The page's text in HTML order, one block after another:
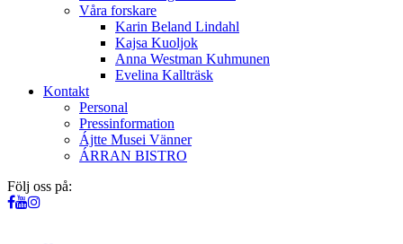
Våra forskare
Karin Beland Lindahl
Kajsa Kuoljok
Anna Westman Kuhmunen
Evelina Kallträsk
Kontakt
Personal
Pressinformation
Ájtte Musei Vänner
ÁRRAN BISTRO
Följ oss på: